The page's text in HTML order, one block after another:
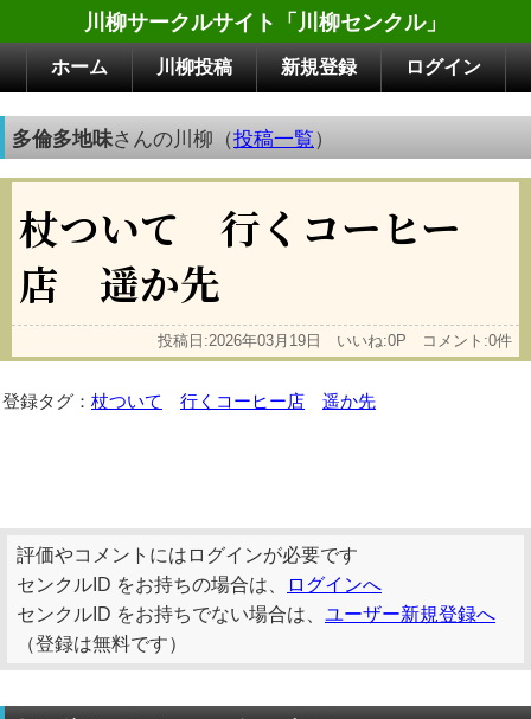
川柳サークルサイト「川柳センクル」
ホーム 川柳投稿 新規登録 ログイン
多倫多地味さんの川柳（投稿一覧）
杖ついて 行くコーヒー
店 遥か先
投稿日:2026年03月19日 いいね:0P コメント:0件
登録タグ： 杖ついて 行くコーヒー店 遥か先
評価やコメントにはログインが必要です
センクルID をお持ちの場合は、
ログインへ
センクルID をお持ちでない場合は、 ユーザー新規登録へ
（登録は無料です）